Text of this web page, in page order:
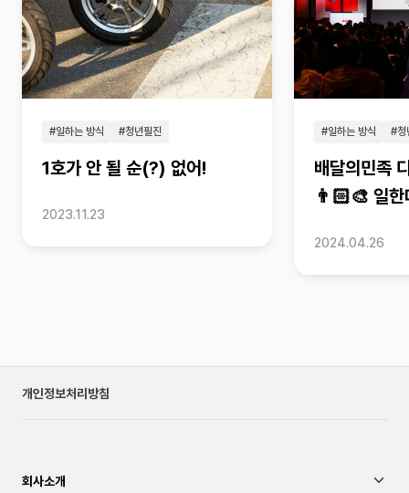
#일하는 방식 #청년필진
1호가 안 될 순(?) 없어!
2023.11.23
#일하는 방식 #청
배달의민족
👨🏻‍🎨 일
2024.04.26
개인정보처리방침
회사소개